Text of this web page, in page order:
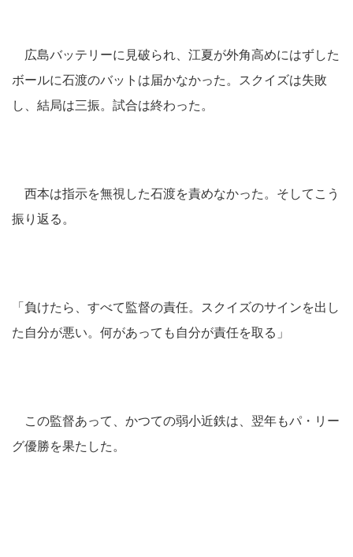
広島バッテリーに見破られ、江夏が外角高めにはずした
ボールに石渡のバットは届かなかった。スクイズは失敗
し、結局は三振。試合は終わった。
西本は指示を無視した石渡を責めなかった。そしてこう
振り返る。
「負けたら、すべて監督の責任。スクイズのサインを出し
た自分が悪い。何があっても自分が責任を取る」
この監督あって、かつての弱小近鉄は、翌年もパ・リー
グ優勝を果たした。